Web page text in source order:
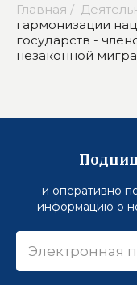
Главная /
гармонизации
государств -
незаконной
и оперативно
информацию о